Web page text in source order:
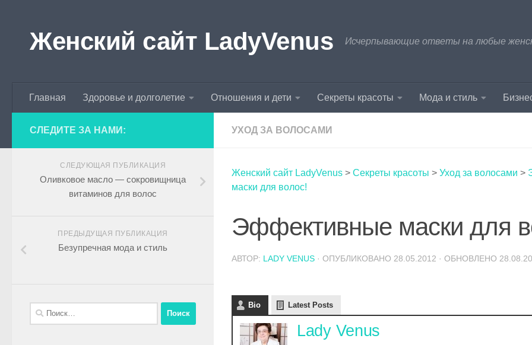
Женский сайт LadyVenus Исчерпывающие ответы на любые
Главная Здоровье и долголетие Отношения и дети Секреты красоты Мода и стиль
УХОД ЗА ВОЛОСАМИ
Женский сайт LadyVenus > Секреты красоты > Уход за волосами >
маски для волос!
Эффективные маски для
АВТОР: LADY VENUS · ОПУБЛИКОВАНО 28.05.2012 · ОБНОВЛЕНО
Bio Latest Posts
Lady Venus
СЛЕДИТЕ ЗА НАМИ:
СЛЕДУЮЩАЯ ПУБЛИКАЦИЯ
Оливковое масло — сокровищница
витаминов для волос
ПРЕДЫДУЩАЯ ПУБЛИКАЦИЯ
Безупречная мода и стиль